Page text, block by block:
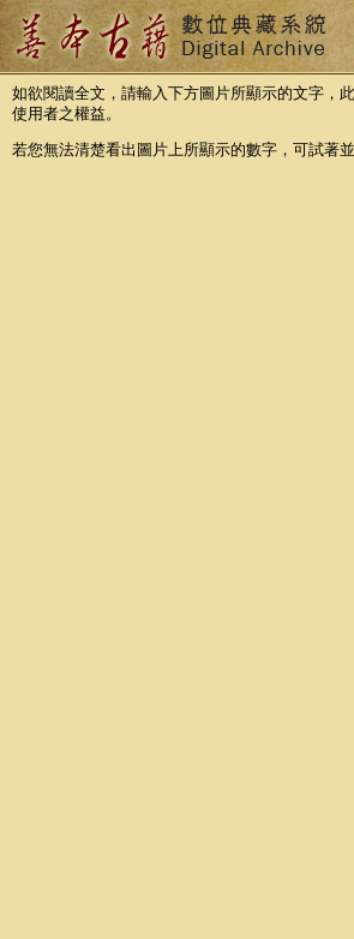
如欲閱讀全文，請輸入下方圖片所顯示的文字，
使用者之權益。
若您無法清楚看出圖片上所顯示的數字，可試著